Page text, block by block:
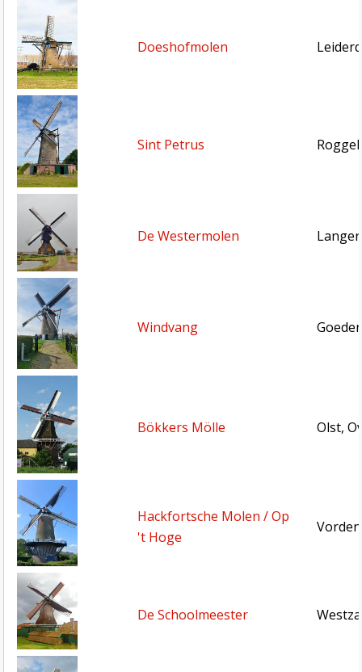
Doeshofmolen
Sint Petrus
De Westermolen
Windvang
Bökkers Mölle Olst,
Hackfortsche Molen / Op
't Hoge
De Schoolmeester